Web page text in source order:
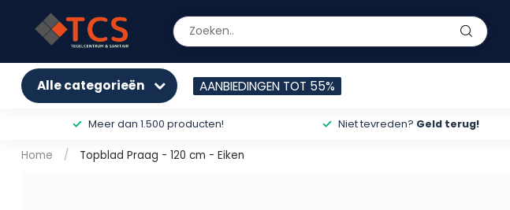
Alle categorieën AANBIEDINGEN TOT 55%
Meer dan 1.500 producten! Niet tevreden? Geld terug!
Home / Topblad Praag - 120 cm - Eiken